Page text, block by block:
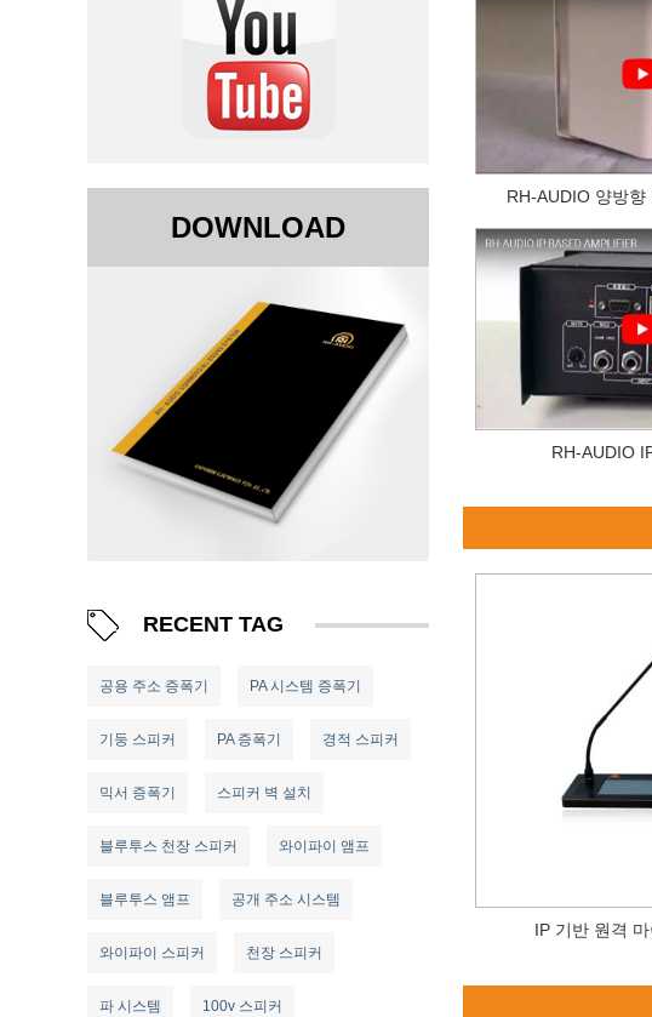
DOWNLOAD
RECENT TAG
공용 주소 증폭기 PA 시스템 증폭기
기둥 스피커 PA 증폭기 경적 스피커
믹서 증폭기 스피커 벽 설치
블루투스 천장 스피커 와이파이 앰프
블루투스 앰프 공개 주소 시스템
와이파이 스피커 천장 스피커
파 시스템 100v 스피커
RH-AUDIO 양방향
RH-AUDIO
IP 기반 원격